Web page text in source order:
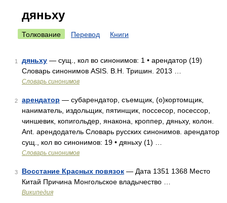
дяньху
Толкование Перевод Книги
1 дяньху — сущ., кол во синонимов: 1 • арендатор (19)
Словарь синонимов ASIS. В.Н. Тришин. 2013 …
Словарь синонимов
2 арендатор — субарендатор, съемщик, (о)кортомщик,
наниматель, издольщик, пятинщик, поссесор, посессор,
чиншевик, копигольдер, янакона, кроппер, дяньху, колон.
Ant. арендодатель Словарь русских синонимов. арендатор
сущ., кол во синонимов: 19 • дяньху (1) …
Словарь синонимов
3 Восстание Красных повязок — Дата 1351 1368 Место
Китай Причина Монгольское владычество …
Википедия